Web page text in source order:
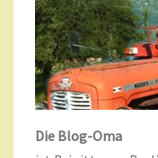
Die Blog-Oma